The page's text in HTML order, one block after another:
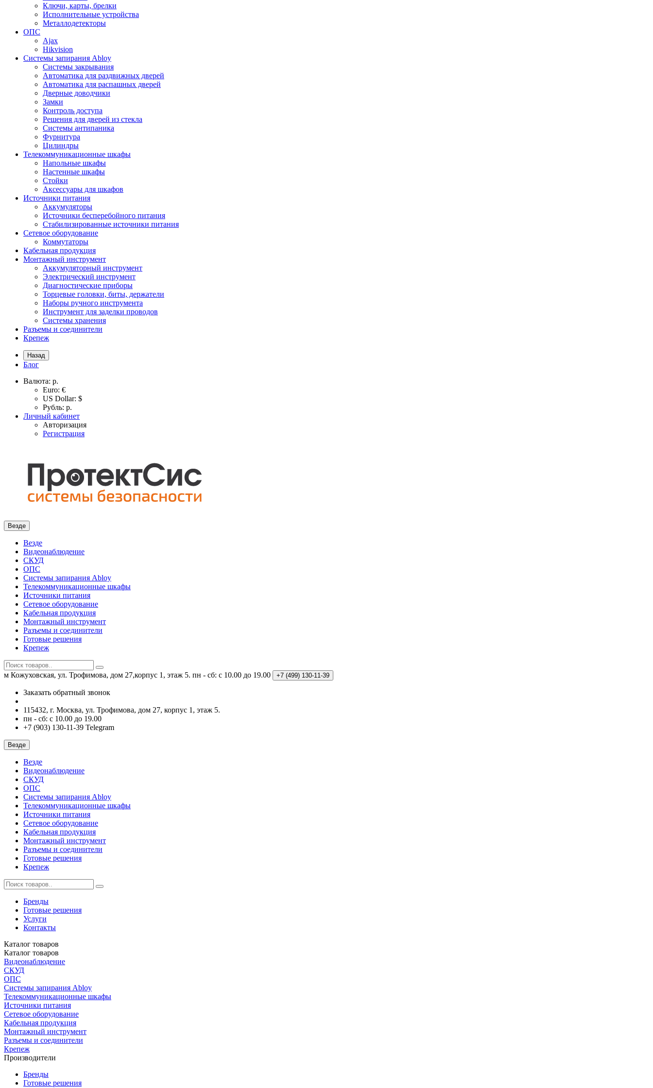
Ключи, карты, брелки
Исполнительные устройства
Металлодетекторы
ОПС
Ajax
Hikvision
Системы запирания Abloy
Cистемы закрывания
Автоматика для раздвижных дверей
Автоматика для распашных дверей
Дверные доводчики
Замки
Контроль доступа
Решения для дверей из стекла
Системы антипаника
Фурнитура
Цилиндры
Телекоммуникационные шкафы
Напольные шкафы
Настенные шкафы
Стойки
Аксессуары для шкафов
Источники питания
Аккумуляторы
Источники бесперебойного питания
Стабилизированные источники питания
Сетевое оборудование
Коммутаторы
Кабельная продукция
Монтажный инструмент
Аккумуляторный инструмент
Электрический инструмент
Диагностические приборы
Торцевые головки, биты, держатели
Наборы ручного инструмента
Инструмент для заделки проводов
Системы хранения
Разъемы и соединители
Крепеж
Назад
Блог
Валюта: р.
Euro: €
US Dollar: $
Рубль: р.
Личный кабинет
Авторизация
Регистрация
Везде
Везде
Видеонаблюдение
СКУД
ОПС
Системы запирания Abloy
Телекоммуникационные шкафы
Источники питания
Сетевое оборудование
Кабельная продукция
Монтажный инструмент
Разъемы и соединители
Готовые решения
Крепеж
м Кожуховская, ул. Трофимова, дом 27,корпус 1, этаж 5. пн - сб: с 10.00 до 19.00 +7 (499) 130-11-39
Заказать обратный звонок
115432, г. Москва, ул. Трофимова, дом 27, корпус 1, этаж 5.
пн - сб: с 10.00 до 19.00
+7 (903) 130-11-39 Telegram
Везде
Везде
Видеонаблюдение
СКУД
ОПС
Системы запирания Abloy
Телекоммуникационные шкафы
Источники питания
Сетевое оборудование
Кабельная продукция
Монтажный инструмент
Разъемы и соединители
Готовые решения
Крепеж
Бренды
Готовые решения
Услуги
Контакты
Каталог товаров
Каталог товаров
Видеонаблюдение
СКУД
ОПС
Системы запирания Abloy
Телекоммуникационные шкафы
Источники питания
Сетевое оборудование
Кабельная продукция
Монтажный инструмент
Разъемы и соединители
Крепеж
Производители
Бренды
Готовые решения